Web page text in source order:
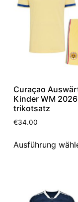
Curaçao
Kinder WM
trikotsatz
€34.00
Ausführung